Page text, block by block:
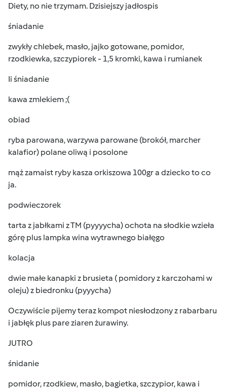
Diety, no nie trzymam. Dzisiejszy jadłospis
śniadanie
zwykły chlebek, masło, jajko gotowane, pomidor,
rzodkiewka, szczypiorek - 1,5 kromki, kawa i rumianek
Ii śniadanie
kawa zmlekiem ;(
obiad
ryba parowana, warzywa parowane (brokół, marcher
kalafior) polane oliwą i posolone
mąż zamaist ryby kasza orkiszowa 100gr a dziecko to co
ja.
podwieczorek
tarta z jabłkami z TM (pyyyycha) ochota na słodkie wzieła
górę plus lampka wina wytrawnego białęgo
kolacja
dwie małe kanapki z brusieta ( pomidory z karczohami w
oleju) z biedronku (pyyycha)
Oczywiście pijemy teraz kompot niesłodzony z rabarbaru
i jabłęk plus pare ziaren żurawiny.
JUTRO
śnidanie
pomidor, rzodkiew, masło, bagietka, szczypior, kawa i